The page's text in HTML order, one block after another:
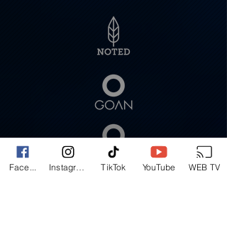
Face... TikTok YouTube WEB TV